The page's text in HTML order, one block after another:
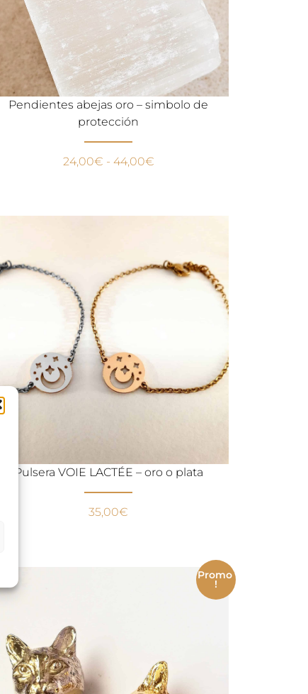
Pendientes abejas oro – simbolo de
protección
24,00€ - 44,00€
Pulsera VOIE LACTÉE – oro o plata
35,00€
Promo
!